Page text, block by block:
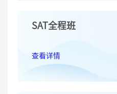
SAT全程班
查看详情